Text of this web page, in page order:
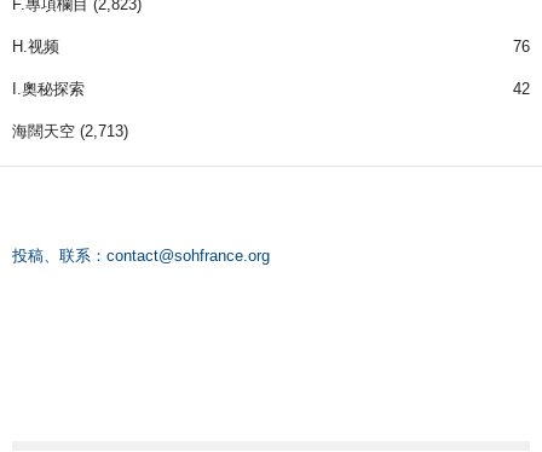
F.專項欄目 (2,823)
H.视频 76
I.奧秘探索 42
海闊天空 (2,713)
投稿、联系： contact@sohfrance.org